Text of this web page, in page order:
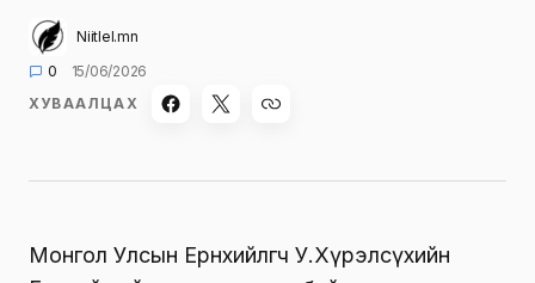
Niitlel.mn
0
15/06/2026
ХУВААЛЦАХ
Монгол Улсын Ерөнхийлөгч У.Хүрэлсүхийн